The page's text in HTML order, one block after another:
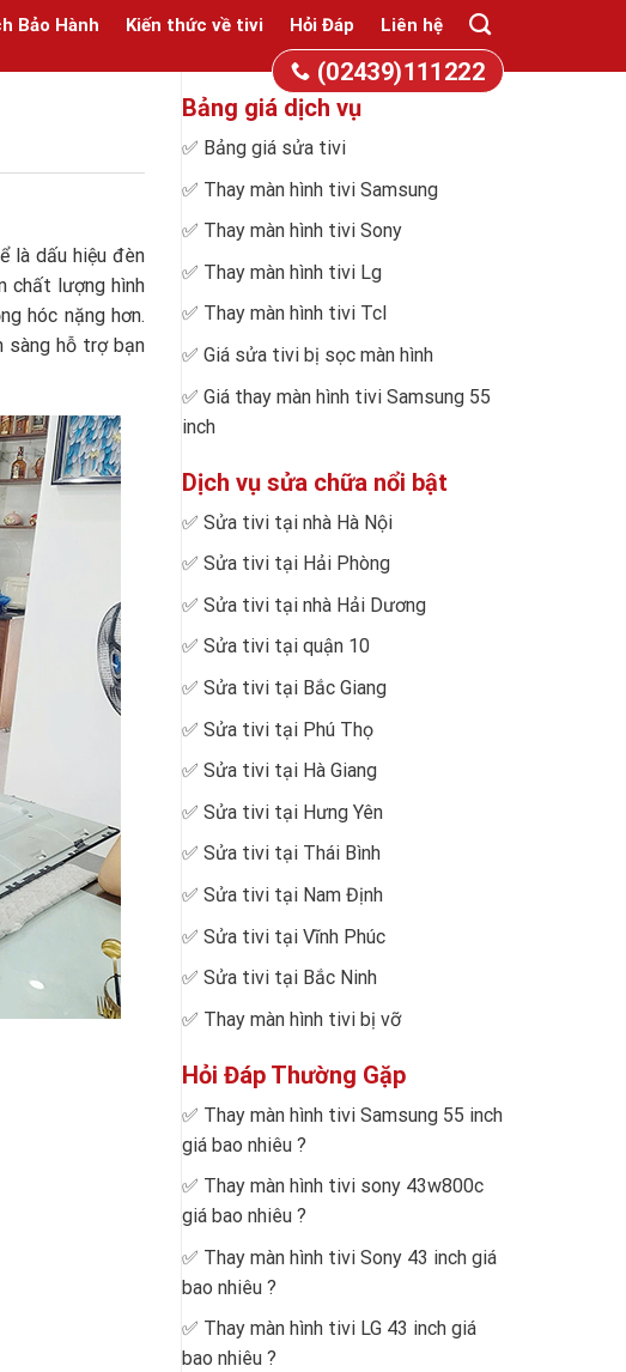
Bảo Hành Kiến thức về tivi Hỏi Đáp Liên hệ
(02439)111222
là dấu hiệu đèn
chất lượng hình
hóc nặng hơn.
sàng hỗ trợ bạn
Bảng giá dịch vụ
✅ Bảng giá sửa tivi
✅ Thay màn hình tivi Samsung
✅ Thay màn hình tivi Sony
✅ Thay màn hình tivi Lg
✅ Thay màn hình tivi Tcl
✅ Giá sửa tivi bị sọc màn hình
✅ Giá thay màn hình tivi Samsung 55
inch
Dịch vụ sửa chữa nổi bật
✅ Sửa tivi tại nhà Hà Nội
✅ Sửa tivi tại Hải Phòng
✅ Sửa tivi tại nhà Hải Dương
✅ Sửa tivi tại quận 10
✅ Sửa tivi tại Bắc Giang
✅ Sửa tivi tại Phú Thọ
✅ Sửa tivi tại Hà Giang
✅ Sửa tivi tại Hưng Yên
✅ Sửa tivi tại Thái Bình
✅ Sửa tivi tại Nam Định
✅ Sửa tivi tại Vĩnh Phúc
✅ Sửa tivi tại Bắc Ninh
✅ Thay màn hình tivi bị vỡ
Hỏi Đáp Thường Gặp
✅ Thay màn hình tivi Samsung 55 inch
giá bao nhiêu ?
✅ Thay màn hình tivi sony 43w800c
giá bao nhiêu ?
✅ Thay màn hình tivi Sony 43 inch giá
bao nhiêu ?
✅ Thay màn hình tivi LG 43 inch giá
bao nhiêu ?